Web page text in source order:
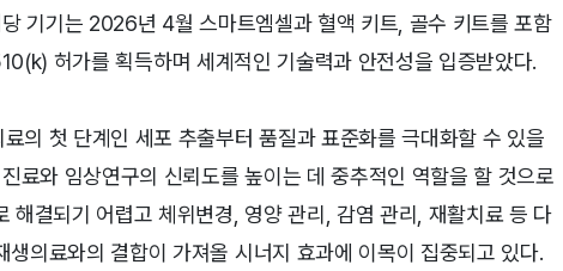
기기는 2026년 4월 스마트엠셀과 혈액 키트, 골수 키트를 포함
허가를 획득하며 세계적인 기술력과 안전성을 입증받았다.
의 첫 단계인 세포 추출부터 품질과 표준화를 극대화할 수 있을
료와 임상연구의 신뢰도를 높이는 데 중추적인 역할을 할 것으로
해결되기 어렵고 체위변경, 영양 관리, 감염 관리, 재활치료 등 다
의료와의 결합이 가져올 시너지 효과에 이목이 집중되고 있다.